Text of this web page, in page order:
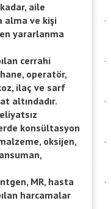
aile
alma ve kişi
yararlanma
cerrahi
operatör,
ilaç ve sarf
altındadır.
konsültasyon
oksijen,
MR, hasta
harcamalar